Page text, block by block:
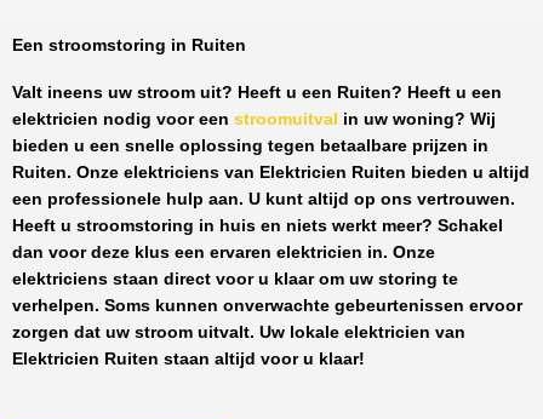
Een stroomstoring in Ruiten
Valt ineens uw stroom uit? Heeft u een Ruiten? Heeft u een
elektricien nodig voor een stroomuitval in uw woning? Wij
bieden u een snelle oplossing tegen betaalbare prijzen in
Ruiten. Onze elektriciens van Elektricien Ruiten bieden u altijd
een professionele hulp aan. U kunt altijd op ons vertrouwen.
Heeft u stroomstoring in huis en niets werkt meer? Schakel
dan voor deze klus een ervaren elektricien in. Onze
elektriciens staan direct voor u klaar om uw storing te
verhelpen. Soms kunnen onverwachte gebeurtenissen ervoor
zorgen dat uw stroom uitvalt. Uw lokale elektricien van
Elektricien Ruiten staan altijd voor u klaar!